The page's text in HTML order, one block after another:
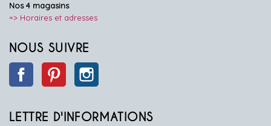
Nos 4 magasins
=> Horaires et adresses
NOUS SUIVRE
Facebook Pinterest
LETTRE D'INFORMATIONS